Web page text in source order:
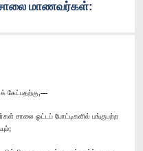
மாணவர்கள்:
கேட்பதற்கு,—
சாலை ஓட்டப் போட்டிகளில் பங்குபற்ற